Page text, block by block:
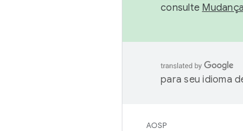
consulte
para seu idioma
AOSP